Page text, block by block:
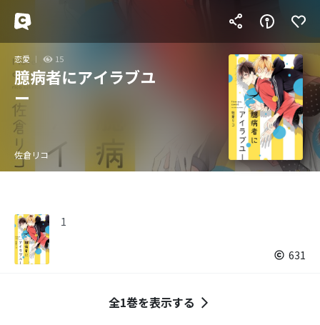
恋愛 15
臆病者にアイラブユ
ー
佐倉リコ
1
631
全1巻を表示する